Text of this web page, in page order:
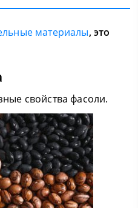
материалы, это
свойства фасоли.